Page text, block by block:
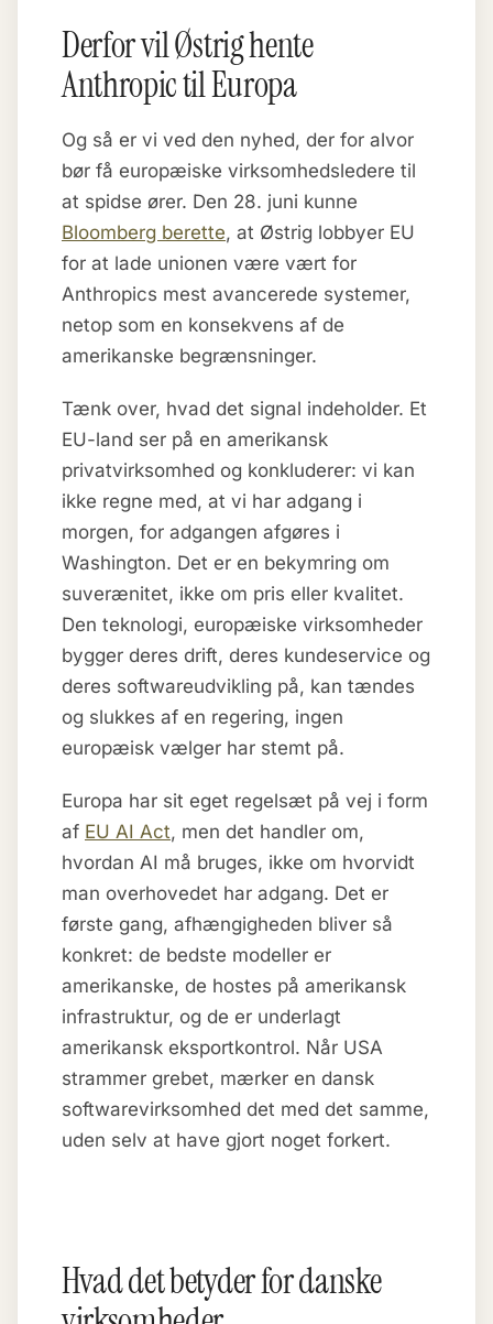
Derfor vil Østrig hente
Anthropic til Europa
Og så er vi ved den nyhed, der for alvor
bør få europæiske virksomhedsledere til
at spidse ører. Den 28. juni kunne
Bloomberg berette, at Østrig lobbyer EU
for at lade unionen være vært for
Anthropics mest avancerede systemer,
netop som en konsekvens af de
amerikanske begrænsninger.
Tænk over, hvad det signal indeholder. Et
EU-land ser på en amerikansk
privatvirksomhed og konkluderer: vi kan
ikke regne med, at vi har adgang i
morgen, for adgangen afgøres i
Washington. Det er en bekymring om
suverænitet, ikke om pris eller kvalitet.
Den teknologi, europæiske virksomheder
bygger deres drift, deres kundeservice og
deres softwareudvikling på, kan tændes
og slukkes af en regering, ingen
europæisk vælger har stemt på.
Europa har sit eget regelsæt på vej i form
af EU AI Act, men det handler om,
hvordan AI må bruges, ikke om hvorvidt
man overhovedet har adgang. Det er
første gang, afhængigheden bliver så
konkret: de bedste modeller er
amerikanske, de hostes på amerikansk
infrastruktur, og de er underlagt
amerikansk eksportkontrol. Når USA
strammer grebet, mærker en dansk
softwarevirksomhed det med det samme,
uden selv at have gjort noget forkert.
Hvad det betyder for danske